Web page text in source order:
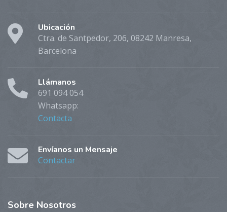
Ubicación
Ctra. de Santpedor, 206, 08242 Manresa,
Barcelona
Llámanos
691 094 054
Whatsapp:
Contacta
Envíanos un Mensaje
Contactar
Sobre Nosotros